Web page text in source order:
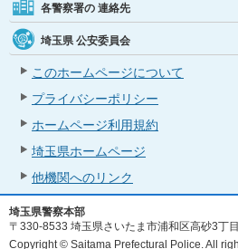
各警察署の 連絡先
埼玉県 公安委員会
このホームページについて
プライバシーポリシー
ホームページ利用規約
埼玉県ホームページ
他機関へのリンク
埼玉県警察本部
〒330-8533 埼玉県さいたま市浦和区高砂3丁
Copyright © Saitama Prefectural Police. All